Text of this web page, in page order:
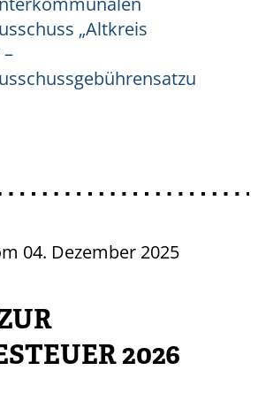
„Altkreis
04. Dezember 2025
2026